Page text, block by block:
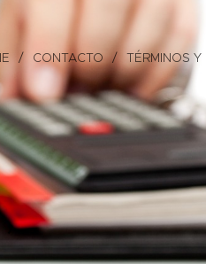
CONTACTO TÉRMINOS